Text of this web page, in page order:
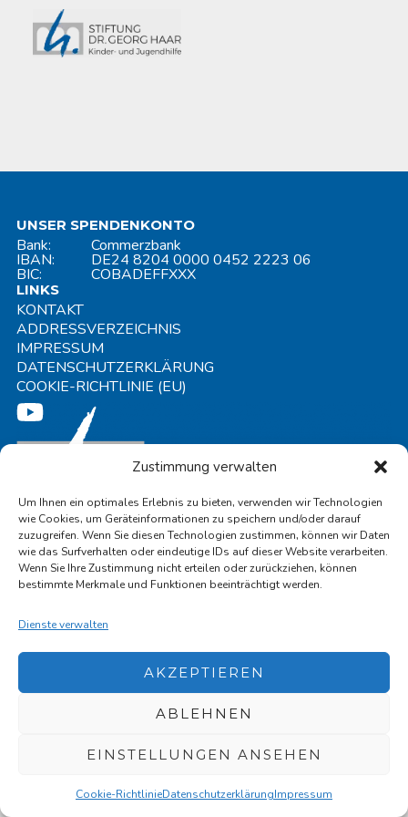
Zustimmung verwalten
Um Ihnen ein optimales Erlebnis zu bieten, verwenden wir Technologien
wie Cookies, um Geräteinformationen zu speichern und/oder darauf
zuzugreifen. Wenn Sie diesen Technologien zustimmen, können wir Daten
wie das Surfverhalten oder eindeutige IDs auf dieser Website verarbeiten.
Wenn Sie Ihre Zustimmung nicht erteilen oder zurückziehen, können
bestimmte Merkmale und Funktionen beeinträchtigt werden.
Dienste verwalten
AKZEPTIEREN
ABLEHNEN
EINSTELLUNGEN ANSEHEN
Cookie-RichtlinieDatenschutzerklärungImpressum
UNSER SPENDENKONTO
Bank: Commerzbank
IBAN: DE24 8204 0000 0452 2223 06
BIC: COBADEFFXXX
LINKS
KONTAKT
ADDRESSVERZEICHNIS
IMPRESSUM
DATENSCHUTZERKLÄRUNG
COOKIE-RICHTLINIE (EU)
Optimized by Seraphinite Accelerator